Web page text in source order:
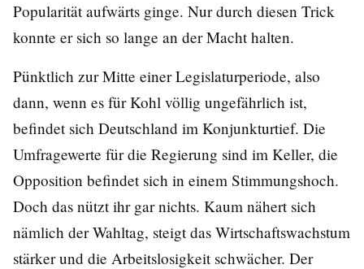
Popularität aufwärts ginge. Nur durch diesen Trick
konnte er sich so lange an der Macht halten.
Pünktlich zur Mitte einer Legislaturperiode, also
dann, wenn es für Kohl völlig ungefährlich ist,
befindet sich Deutschland im Konjunkturtief. Die
Umfragewerte für die Regierung sind im Keller, die
Opposition befindet sich in einem Stimmungshoch.
Doch das nützt ihr gar nichts. Kaum nähert sich
nämlich der Wahltag, steigt das Wirtschaftswachstum
stärker und die Arbeitslosigkeit schwächer. Der